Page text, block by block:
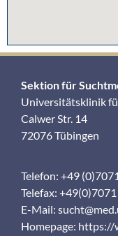
Sektion für
Universitätsklinik
Calwer Str. 14
72076 Tübingen
Telefon: +49
Telefax:
E-Mail:
Homepage: https://